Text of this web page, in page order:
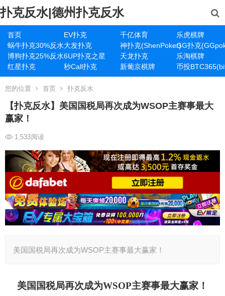
扑克反水|德州扑克反水
首页 EV扑克 千亿体育
乐虎棋牌
蜗牛扑克30%反水大发扑克 神扑克(ShenPoker)GG扑克
博狗扑克25%反水6UP扑克之星 天龙扑克
乐淘棋牌
红星扑克
秒Call扑克 新葡京棋牌 币投
您的位置 首页 扑克反水
【扑克反水】​美国国税局再次成为WSOP主赛事最大
赢家！
1,533阅读
美国国税局再次成为WSOP主赛事最大赢家！
美国国税局再次成为WSOP主赛事最大赢家！